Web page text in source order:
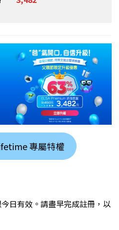
專屬特權
日有效。請盡早完成註冊，以